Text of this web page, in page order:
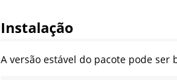
Instalação
A versão estável do pacote pode ser